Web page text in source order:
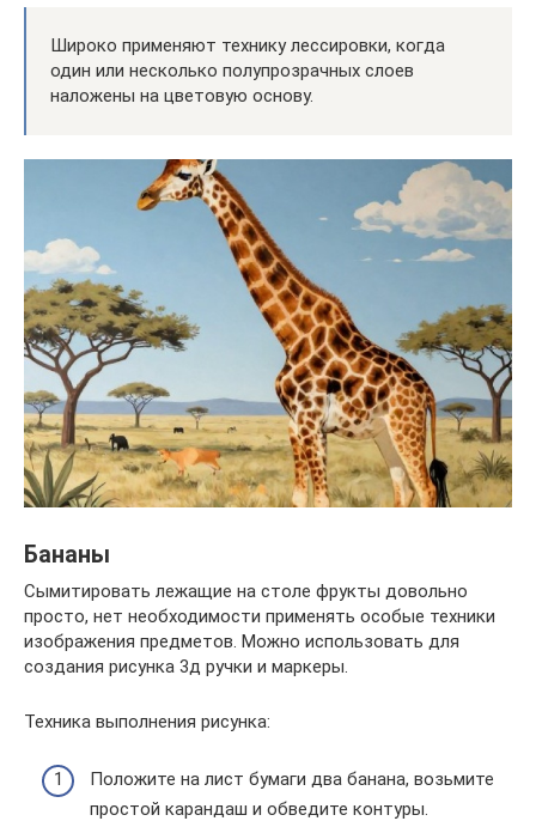
Широко применяют технику лессировки, когда
один или несколько полупрозрачных слоев
наложены на цветовую основу.
Бананы
Сымитировать лежащие на столе фрукты довольно
просто, нет необходимости применять особые техники
изображения предметов. Можно использовать для
создания рисунка 3д ручки и маркеры.
Техника выполнения рисунка:
Положите на лист бумаги два банана, возьмите
простой карандаш и обведите контуры.